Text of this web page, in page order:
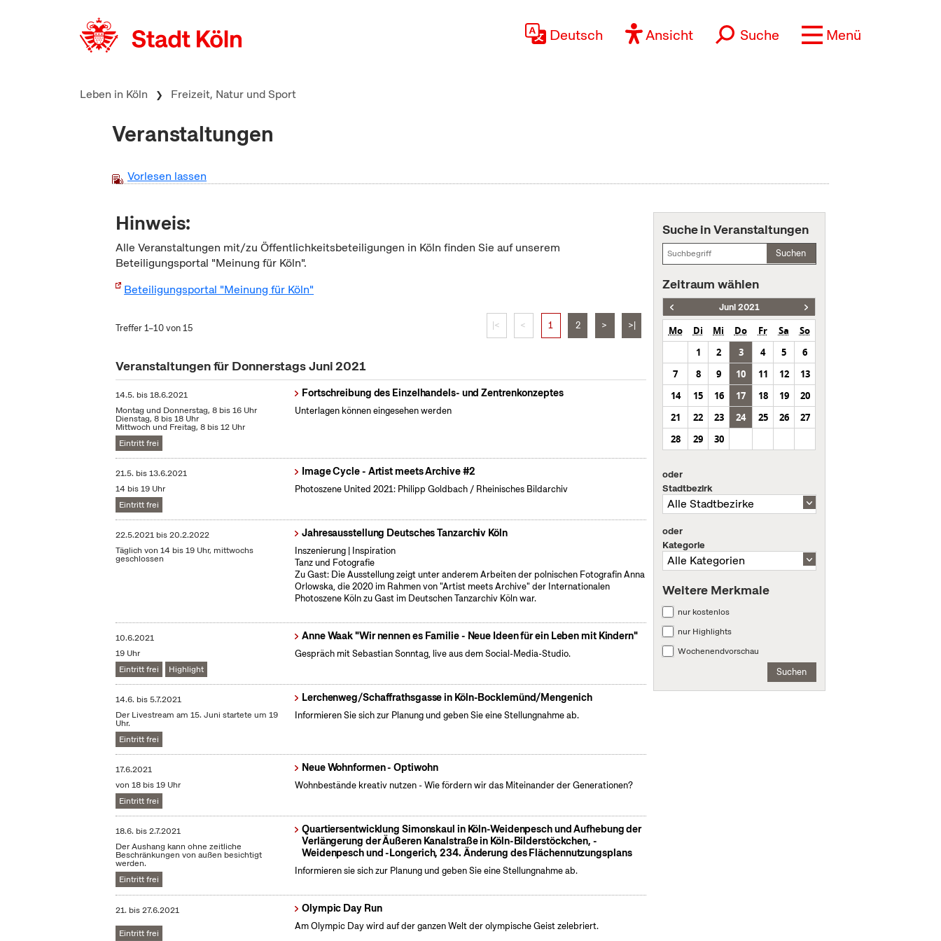
Deutsch Ansicht Suche Menü
Leben in Köln Freizeit, Natur und Sport
Veranstaltungen
Vorlesen lassen
Hinweis:
Alle Veranstaltungen mit/zu Öffentlichkeitsbeteiligungen in Köln finden Sie auf unserem
Beteiligungsportal "Meinung für Köln".
Beteiligungsportal "Meinung für Köln"
Treffer 1–10 von 15 |< < 1 2 > >|
Veranstaltungen für Donnerstags Juni 2021
14.5. bis18.6.2021
Montag und Donnerstag, 8 bis 16 Uhr
Dienstag, 8 bis 18 Uhr
Mittwoch und Freitag, 8 bis 12 Uhr
Eintritt frei
Fortschreibung des Einzelhandels- und Zentrenkonzeptes
Unterlagen können eingesehen werden
21.5. bis13.6.2021
14 bis 19 Uhr
Eintritt frei
Image Cycle - Artist meets Archive #2
Photoszene United 2021: Philipp Goldbach / Rheinisches Bildarchiv
22.5.2021 bis20.2.2022
Täglich von 14 bis 19 Uhr, mittwochs
geschlossen
Jahresausstellung Deutsches Tanzarchiv Köln
Inszenierung | Inspiration
Tanz und Fotografie
Zu Gast: Die Ausstellung zeigt unter anderem Arbeiten der polnischen Fotografin Anna
Orlowska, die 2020 im Rahmen von "Artist meets Archive" der Internationalen
Photoszene Köln zu Gast im Deutschen Tanzarchiv Köln war.
10.6.2021
19 Uhr
Eintritt frei
Highlight
Anne Waak "Wir nennen es Familie - Neue Ideen für ein Leben mit Kindern"
Gespräch mit Sebastian Sonntag, live aus dem Social-Media-Studio.
14.6. bis5.7.2021
Der Livestream am 15. Juni startete um 19
Uhr.
Eintritt frei
Lerchenweg/Schaffrathsgasse in Köln-Bocklemünd/Mengenich
Informieren Sie sich zur Planung und geben Sie eine Stellungnahme ab.
17.6.2021
von 18 bis 19 Uhr
Eintritt frei
Neue Wohnformen - Optiwohn
Wohnbestände kreativ nutzen - Wie fördern wir das Miteinander der Generationen?
18.6. bis2.7.2021
Der Aushang kann ohne zeitliche
Beschränkungen von außen besichtigt
werden.
Eintritt frei
Quartiersentwicklung Simonskaul in Köln-Weidenpesch und Aufhebung der
Verlängerung der Äußeren Kanalstraße in Köln-Bilderstöckchen, -
Weidenpesch und -Longerich, 234. Änderung des Flächennutzungsplans
Informieren sie sich zur Planung und geben Sie eine Stellungnahme ab.
21. bis27.6.2021
Eintritt frei
Olympic Day Run
Am Olympic Day wird auf der ganzen Welt der olympische Geist zelebriert.
Suche in Veranstaltungen
Suchen
Zeitraum wählen
Juni 2021
Mo Di Mi Do Fr Sa
So
1
2 3 4 5
6
7
8 9 10 11 12
13
14
15 16 17 18 19
20
21
22 23 24 25 26
27
28
29 30
oder
Stadtbezirk
oder
Kategorie
Weitere Merkmale
nur kostenlos
nur Highlights
Wochenendvorschau
Suchen